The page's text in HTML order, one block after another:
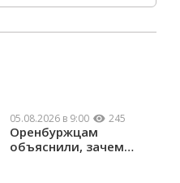
05.08.2026 в 9:00 245
Оренбуржцам
объяснили, зачем